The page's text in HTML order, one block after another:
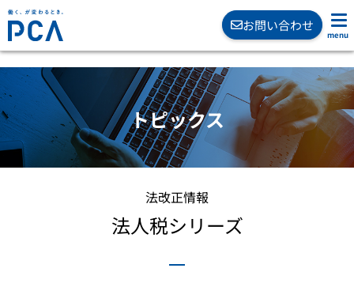
お問い合わせ
トピックス
法改正情報
法人税シリーズ